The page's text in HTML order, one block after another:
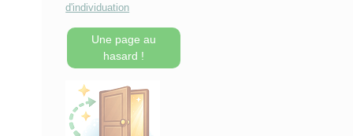
d'individuation
Une page au
hasard !